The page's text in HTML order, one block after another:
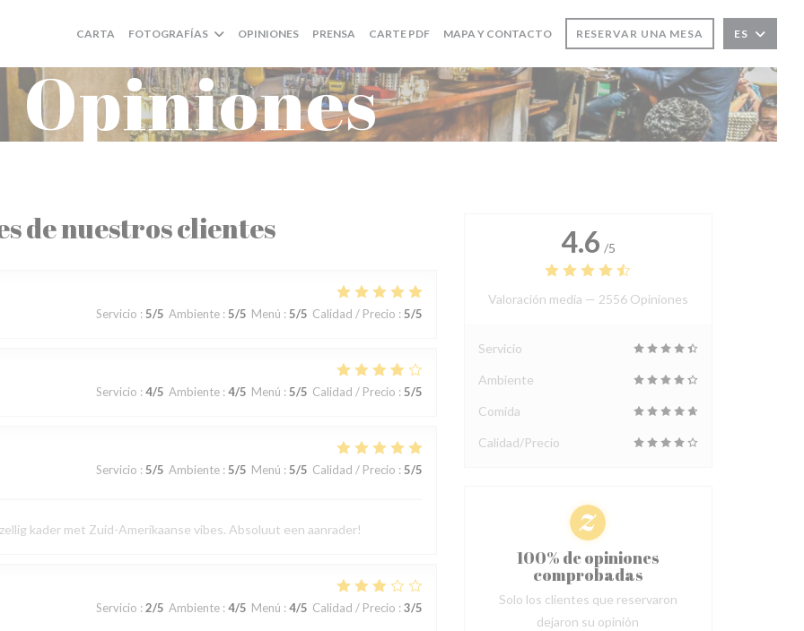
CARTA FOTOGRAFÍAS OPINIONES PRENSA CARTE PDF((ABRE EN UNA NUEVA VENTANA))
MAPA Y CONTACTO RESERVAR UNA MESA ES
Opiniones
de nuestros clientes
Servicio : 5/5 Ambiente: 5/5 Menú : 5/5 Calidad / Precio : 5/5
Servicio : 4/5 Ambiente: 4/5 Menú : 5/5 Calidad / Precio : 5/5
Servicio : 5/5 Ambiente: 5/5 Menú : 5/5 Calidad / Precio : 5/5
kader met Zuid-Amerikaanse vibes. Absoluut een aanrader!
Servicio : 2/5 Ambiente: 4/5 Menú : 4/5 Calidad / Precio : 3/5
4.6 /5
Valoración media — 2556 Opiniones
Servicio
Ambiente
Comida
Calidad/Precio
100% de opiniones
comprobadas
Solo los clientes que reservaron
dejaron su opinión